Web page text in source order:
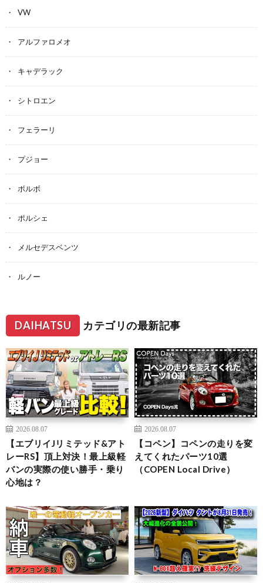
VW
アルファロメオ
キャデラック
シトロエン
フェラーリ
プジョー
ボルボ
ポルシェ
メルセデスベンツ
ルノー
DAIHATSU カテゴリの最新記事
2026.08.07
【エブリイJリミテッド&アト
レーRS】頂上対決！最上級軽
バンの実際の使い勝手・乗り
心地は？
2026.08.07
【コペン】コペンの走りを変
えてくれたパーツ10選
（COPEN Local Drive）